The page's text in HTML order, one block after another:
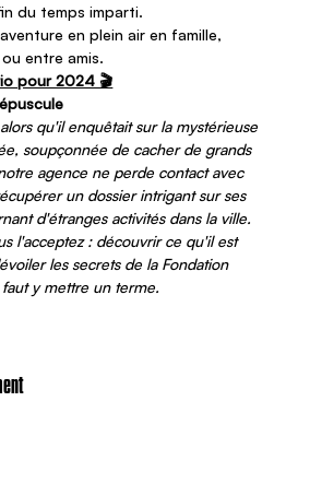
du temps imparti.
en plein air en famille,
entre amis.
pour 2024 🎬
qu'il enquêtait sur la mystérieuse
soupçonnée de cacher de grands
agence ne perde contact avec
un dossier intrigant sur ses
d'étranges activités dans la ville.
l'acceptez : découvrir ce qu'il est
les secrets de la Fondation
y mettre un terme.